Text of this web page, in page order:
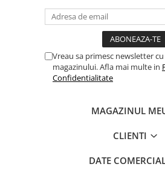
Vreau sa primesc newsletter
magazinului. Afla mai multe in
Confidentialitate
MAGAZINUL
CLIENTI
DATE